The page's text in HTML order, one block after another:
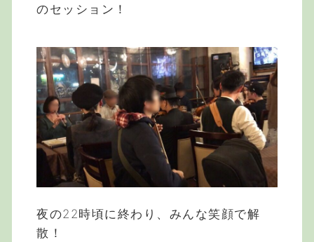
のセッション！
夜の22時頃に終わり、みんな笑顔で解
散！